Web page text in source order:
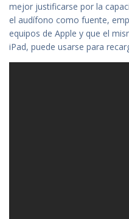
mejor justificarse por la
el audífono como fuente,
equipos de Apple y que el
iPad, puede usarse para